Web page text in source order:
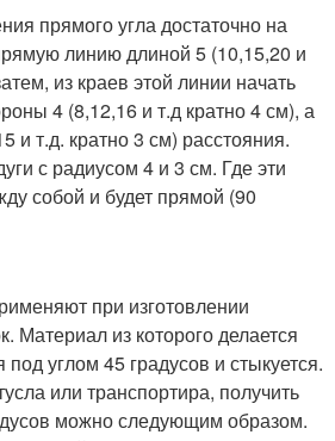
прямого угла достаточно на
линию длиной 5 (10,15,20 и
из краев этой линии начать
4 (8,12,16 и т.д кратно 4 см), а
и т.д. кратно 3 см) расстояния.
с радиусом 4 и 3 см. Где эти
собой и будет прямой (90
при изготовлении
Материал из которого делается
под углом 45 градусов и стыкуется.
или транспортира, получить
можно следующим образом.